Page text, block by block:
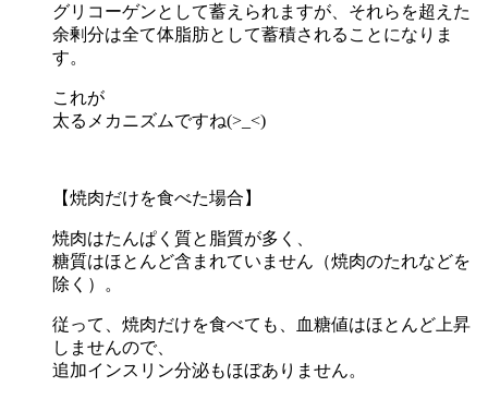
グリコーゲンとして蓄えられますが、それらを超えた
余剰分は全て体脂肪として蓄積されることになりま
す。
これが
太るメカニズムですね(>_<)
【焼肉だけを食べた場合】
焼肉はたんぱく質と脂質が多く、
糖質はほとんど含まれていません（焼肉のたれなどを
除く）。
従って、焼肉だけを食べても、血糖値はほとんど上昇
しませんので、
追加インスリン分泌もほぼありません。